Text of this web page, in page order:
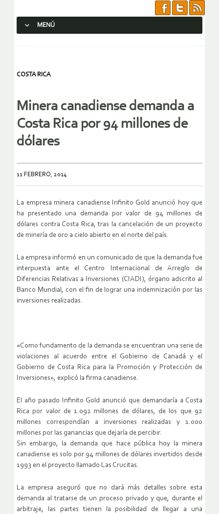
MENÚ
COSTA RICA
Minera canadiense demanda a
Costa Rica por 94 millones de
dólares
11 FEBRERO, 2014
La empresa minera canadiense Infinito Gold anunció hoy que
ha presentado una demanda por valor de 94 millones de
dólares contra Costa Rica, tras la cancelación de un proyecto
de minería de oro a cielo abierto en el norte del país.
La empresa informó en un comunicado de que la demanda fue
interpuesta ante el Centro Internacional de Arreglo de
Diferencias Relativas a Inversiones (CIADI), órgano adscrito al
Banco Mundial, con el fin de lograr una indemnización por las
inversiones realizadas.
«Como fundamento de la demanda se encuentran una serie de
violaciones al acuerdo entre el Gobierno de Canadá y el
Gobierno de Costa Rica para la Promoción y Protección de
Inversiones», explicó la firma canadiense.
El año pasado Infinito Gold anunció que demandaría a Costa
Rica por valor de 1.092 millones de dólares, de los que 92
millones correspondían a inversiones realizadas y 1.000
millones por las ganancias que dejaría de percibir.
Sin embargo, la demanda que hace pública hoy la minera
canadiense es solo por 94 millones de dólares invertidos desde
1993 en el proyecto llamado Las Crucitas.
La empresa aseguró que no dará más detalles sobre esta
demanda al tratarse de un proceso privado y que, durante el
arbitraje, las partes tienen la posibilidad de llegar a una